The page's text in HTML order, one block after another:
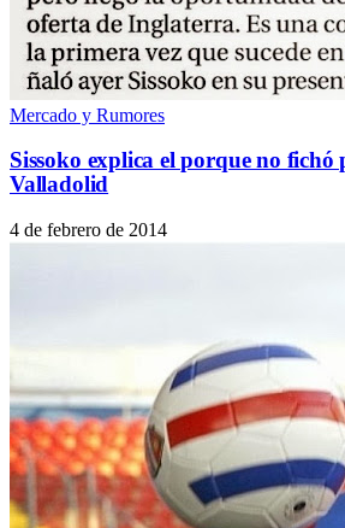
Mercado y Rumores
Sissoko explica el porque no fichó
Valladolid
4 de febrero de 2014